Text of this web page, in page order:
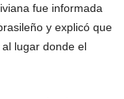
fue informada
y explicó que
lugar donde el